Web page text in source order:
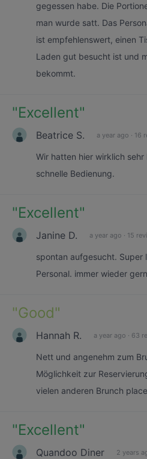
gegessen habe. Die
man wurde satt. Das
ist empfehlenswert, einen
Laden gut besucht ist und
bekommt.
"Excellent"
Beatrice S. a year ago · 16
Wir hatten hier wirklich
schnelle Bedienung.
"Excellent"
Janine D. a year ago · 15
spontan aufgesucht. Super
Personal. immer wieder gern
"Good"
Hannah R. a year ago · 63
Nett und angenehm zum
Möglichkeit zur
vielen anderen Brunch
"Excellent"
Quandoo Diner 2 years